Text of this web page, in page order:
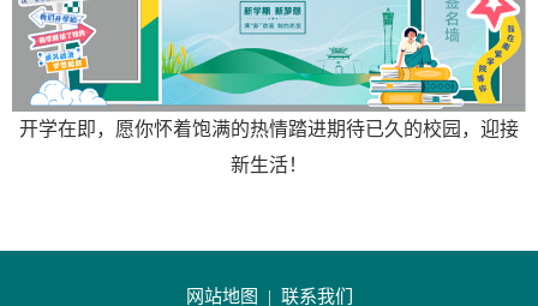
开学在即，愿你怀着饱满的热情踏进期待已久的校园，迎接
新生活！
网站地图 | 联系我们